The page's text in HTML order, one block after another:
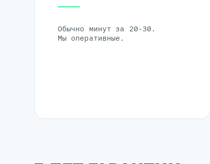
Обычно минут за 20-30.
Мы оперативные.